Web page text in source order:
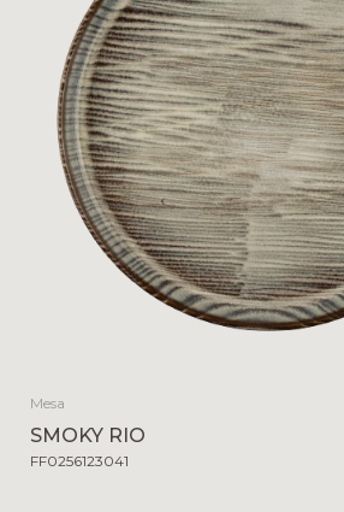
Mesa
SMOKY RIO
FF0256123041